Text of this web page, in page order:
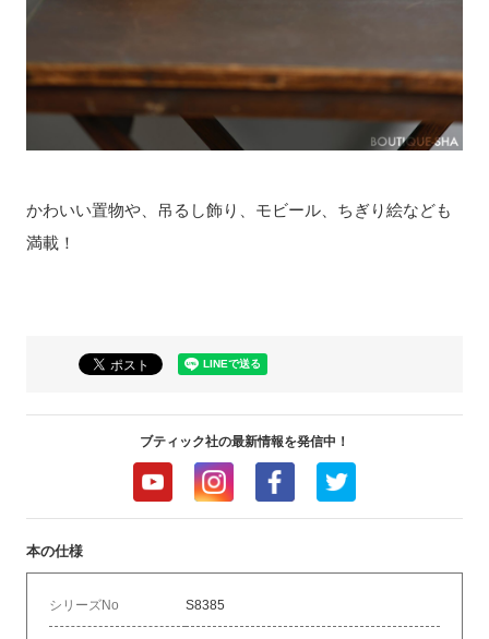
かわいい置物や、吊るし飾り、モビール、ちぎり絵なども
満載！
ブティック社の最新情報を発信中！
本の仕様
シリーズNo S8385